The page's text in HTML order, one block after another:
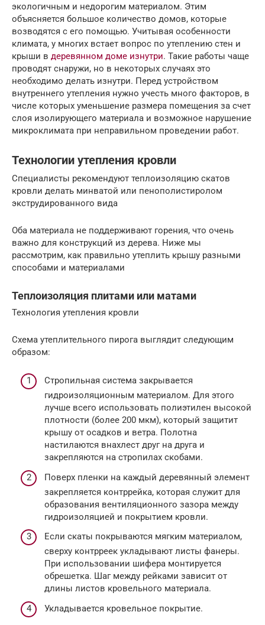
экологичным и недорогим материалом. Этим
объясняется большое количество домов, которые
возводятся с его помощью. Учитывая особенности
климата, у многих встает вопрос по утеплению стен и
крыши в деревянном доме изнутри. Такие работы чаще
проводят снаружи, но в некоторых случаях это
необходимо делать изнутри. Перед устройством
внутреннего утепления нужно учесть много факторов, в
числе которых уменьшение размера помещения за счет
слоя изолирующего материала и возможное нарушение
микроклимата при неправильном проведении работ.
Технологии утепления кровли
Специалисты рекомендуют теплоизоляцию скатов
кровли делать минватой или пенополистиролом
экструдированного вида
Оба материала не поддерживают горения, что очень
важно для конструкций из дерева. Ниже мы
рассмотрим, как правильно утеплить крышу разными
способами и материалами
Теплоизоляция плитами или матами
Технология утепления кровли
Схема утеплительного пирога выглядит следующим
образом:
Стропильная система закрывается
гидроизоляционным материалом. Для этого
лучше всего использовать полиэтилен высокой
плотности (более 200 мкм), который защитит
крышу от осадков и ветра. Полотна
настилаются внахлест друг на друга и
закрепляются на стропилах скобами.
Поверх пленки на каждый деревянный элемент
закрепляется контррейка, которая служит для
образования вентиляционного зазора между
гидроизоляцией и покрытием кровли.
Если скаты покрываются мягким материалом,
сверху контрреек укладывают листы фанеры.
При использовании шифера монтируется
обрешетка. Шаг между рейками зависит от
длины листов кровельного материала.
Укладывается кровельное покрытие.